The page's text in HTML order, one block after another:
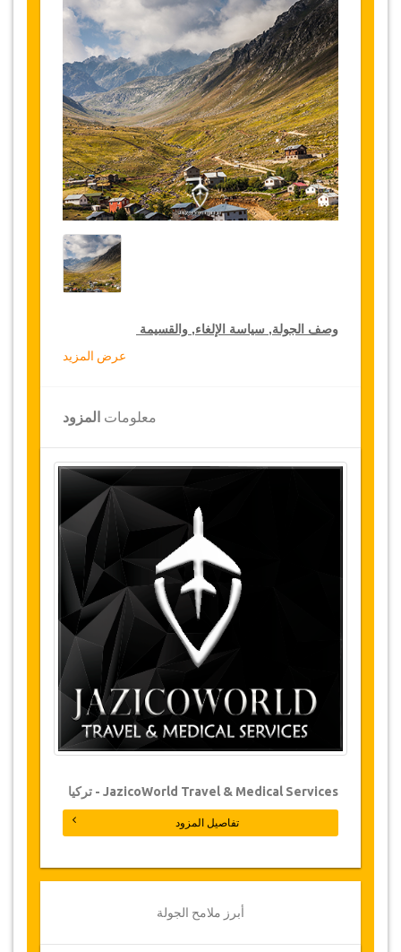
وصف الجولة, سياسة الإلغاء, والقسيمة
تقدم جازيكوورلد 15 % تخفيضات على الجولات
الخاصة في جميع أنحاء تركيا, اضغط على رابط الذهاب
إلى تفاصيل الخصم لتختار جولتك الخاصة المخفضة
لمدة سنة
التغييرات وسياسة الإلغاء
التغييرات على الحجوزات قد تكون ممكنة إذا تم
الإشعار في الوقت المناسب. يرجى الاتصال بنا للحصول
على مزيد من المعلومات.
بالنسبة لجميع الإلغاءات التي تتم على الأقل 3 أيام قبل
موعد الجولة، لن تكون هناك أية مصاريف، حتى لو تم
ايميل بالبريد الإلكتروني.
الإلغاءات التي تتم من 3 أيام إلى يوم واحد يترتب عليها
خصم 50 % من المبلغ كامل
.
أما الإلغاءات التي تتم خلال أقل من يوم غير قابلة
للاسترداد.
قد تضطر جازيكوورلد لتعديل بنود الاتفاقية بسبب
هذه الحالات، تقدم للعملاء مواعيد بديلة أو استرداد
عرض المزيد
معلومات المزود
JazicoWorld Travel & Medical Services - تركيا
تفاصيل المزود
أبرز ملامح الجولة